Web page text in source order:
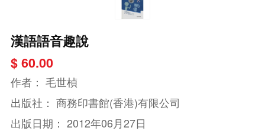
漢語語音趣說
$ 60.00
作者： 毛世楨
出版社： 商務印書館(香港)有限公司
出版日期： 2012年06月27日